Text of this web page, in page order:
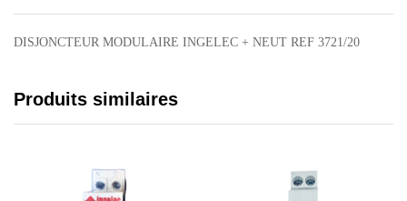
DISJONCTEUR MODULAIRE INGELEC + NEUT REF 3721/20
Produits similaires